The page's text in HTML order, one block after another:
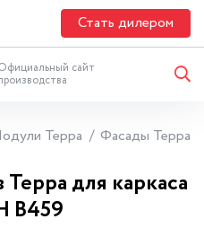
Стать дилером
сайт
Терра Фасады Терра
для каркаса
В459